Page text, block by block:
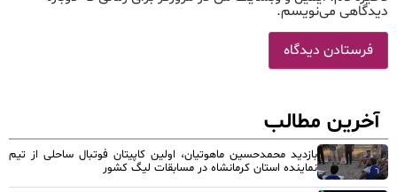
دیدگاهی می‌نویسم.
آخرین مطالب
بازدید محمدحسین ماهوتیان، اولین کاپیتان فوتبال ساحلی از تیم
نماینده استان کرمانشاه در مسابقات لیگ کشور